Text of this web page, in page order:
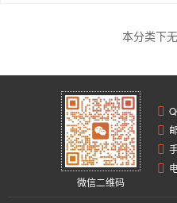
本分类下
微信二维码